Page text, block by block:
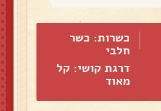
כשרות: כשר
חלבי
דרגת קושי: קל
מאוד